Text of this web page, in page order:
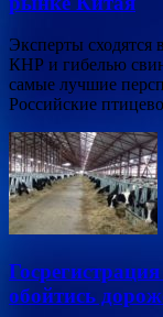
Эксперты сходятся
КНР и гибелью
самые лучшие
Российские
обойтись